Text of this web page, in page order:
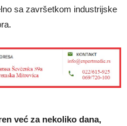
sa završetkom industrijske
već za nekoliko dana,